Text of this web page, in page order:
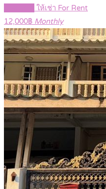
ให้เช่า For Rent
12,000฿ Monthly